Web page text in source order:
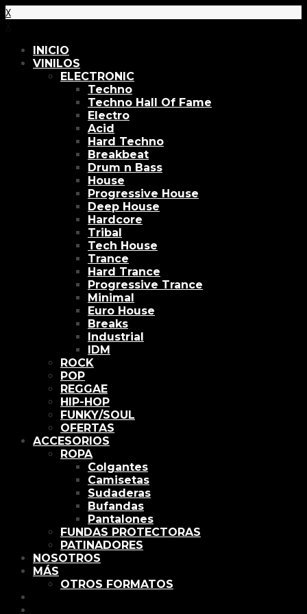
X
INICIO
VINILOS
ELECTRONIC
Techno
Techno Hall Of Fame
Electro
Acid
Hard Techno
Breakbeat
Drum n Bass
House
Progressive House
Deep House
Hardcore
Tribal
Tech House
Trance
Hard Trance
Progressive Trance
Minimal
Euro House
Breaks
Industrial
IDM
ROCK
POP
REGGAE
HIP-HOP
FUNKY/SOUL
OFERTAS
ACCESORIOS
ROPA
Colgantes
Camisetas
Sudaderas
Bufandas
Pantalones
FUNDAS PROTECTORAS
PATINADORES
NOSOTROS
MÁS
OTROS FORMATOS